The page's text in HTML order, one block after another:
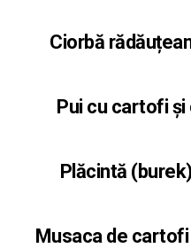
Ciorbă
Pui cu cartofi
Plăcintă
Musaca de cartofi